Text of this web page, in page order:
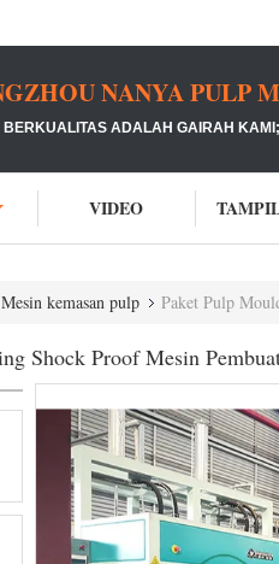
NANYA PULP
BERKUALITAS ADALAH GAIRAH KAMI;
VIDEO
Mesin kemasan pulp Paket Pulp
Shock Proof Mesin